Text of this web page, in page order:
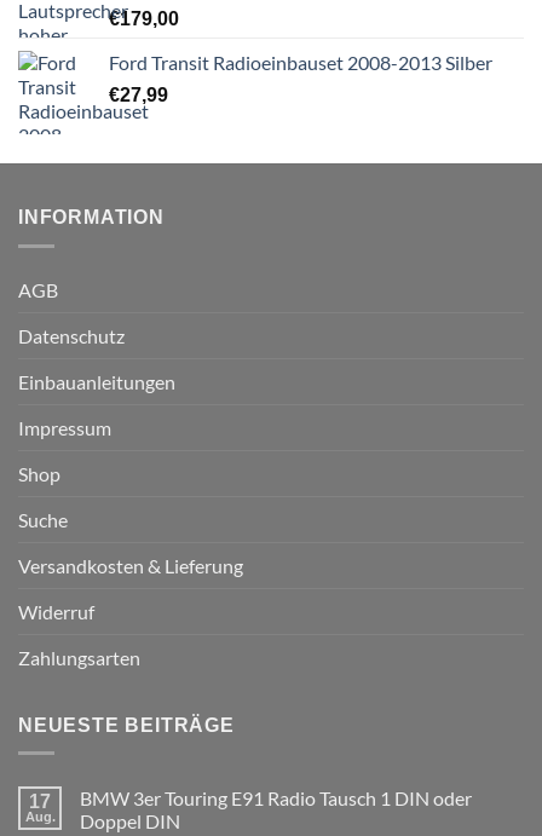
€179,00
Ford Transit Radioeinbauset 2008-2013 Silber
€27,99
INFORMATION
AGB
Datenschutz
Einbauanleitungen
Impressum
Shop
Suche
Versandkosten & Lieferung
Widerruf
Zahlungsarten
NEUESTE BEITRÄGE
17
Aug.
BMW 3er Touring E91 Radio Tausch 1 DIN oder
Doppel DIN